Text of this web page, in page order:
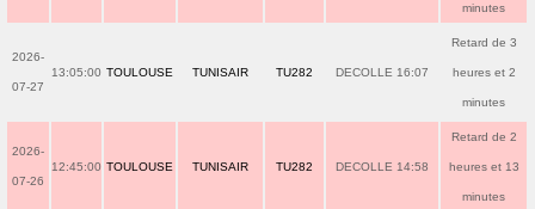
minutes
2026-
07-27
13:05:00 TOULOUSE TUNISAIR TU282 DECOLLE 16:07
Retard de 3
heures et 2
minutes
2026-
07-26
12:45:00 TOULOUSE TUNISAIR TU282 DECOLLE 14:58
Retard de 2
heures et 13
minutes